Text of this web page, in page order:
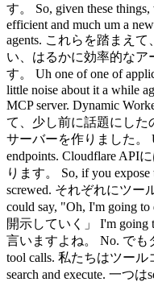
す。 So, given these
efficient and much um a
agents. これらを踏まえ
い、はるかに効率的なア
す。 Uh one of one of
little noise about it a while
MCP server. Dynamic
て、少し前に話題にした
サーバーを作りました。
endpoints. Cloudflare API
ります。 So, if you expose
screwed. それぞれにツー
could say, "Oh, I'm going
開示していく」 I'm
言いますよね。 No. でも
tool calls. 私たちはツー
search and execute. 一つは